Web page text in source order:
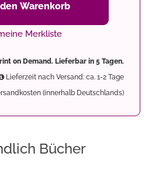
Warenkorb
Merkliste
on Demand. Lieferbar in 5 Tagen.
Lieferzeit nach Versand: ca. 1-2 Tage
(innerhalb Deutschlands)
Bücher